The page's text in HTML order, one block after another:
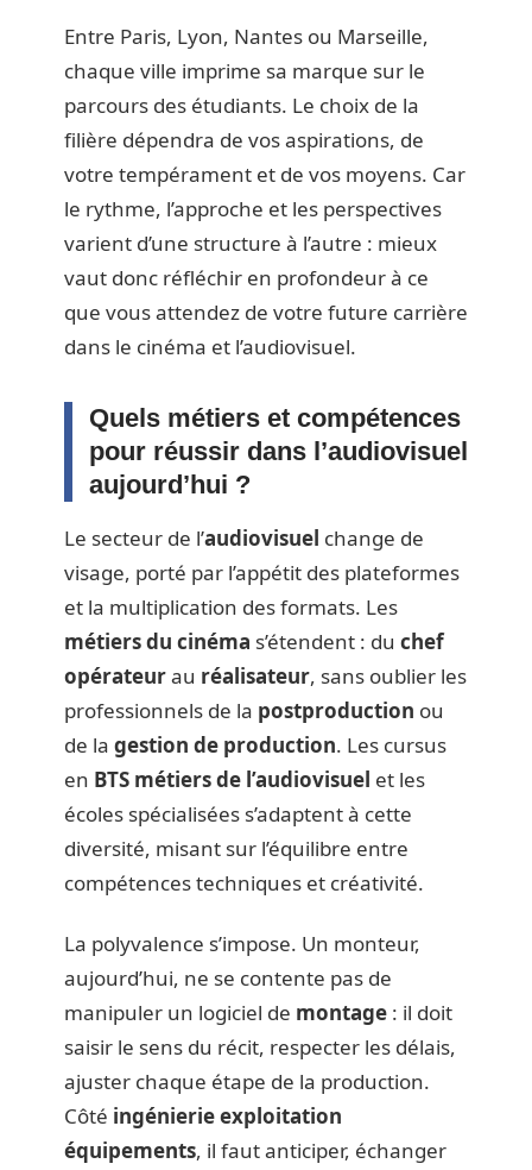
Entre Paris, Lyon, Nantes ou Marseille,
chaque ville imprime sa marque sur le
parcours des étudiants. Le choix de la
filière dépendra de vos aspirations, de
votre tempérament et de vos moyens. Car
le rythme, l’approche et les perspectives
varient d’une structure à l’autre : mieux
vaut donc réfléchir en profondeur à ce
que vous attendez de votre future carrière
dans le cinéma et l’audiovisuel.
Quels métiers et compétences
pour réussir dans l’audiovisuel
aujourd’hui ?
Le secteur de l’audiovisuel change de
visage, porté par l’appétit des plateformes
et la multiplication des formats. Les
métiers du cinéma s’étendent : du chef
opérateurau réalisateur, sans oublier les
professionnels de la postproduction ou
de la gestion de production. Les cursus
en BTS métiers de l’audiovisuel et les
écoles spécialisées s’adaptent à cette
diversité, misant sur l’équilibre entre
compétences techniques et créativité.
La polyvalence s’impose. Un monteur,
aujourd’hui, ne se contente pas de
manipuler un logiciel de montage : il doit
saisir le sens du récit, respecter les délais,
ajuster chaque étape de la production.
Côté ingénierie exploitation
équipements, il faut anticiper, échanger